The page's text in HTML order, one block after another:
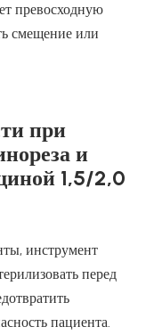
превосходную
смещение или
при
и
1,5/2,0
инструмент
перед
пациента.